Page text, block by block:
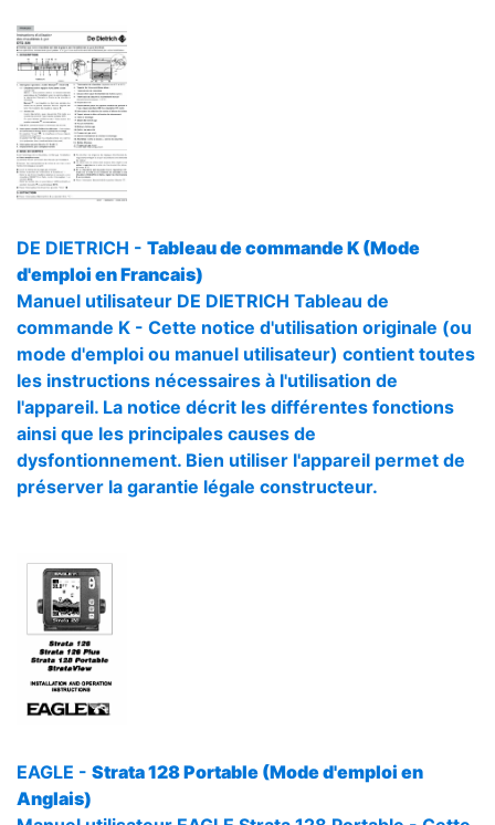
DE DIETRICH - Tableau de commande K (Mode
d'emploi en Francais)
Manuel utilisateur DE DIETRICH Tableau de
commande K - Cette notice d'utilisation originale (ou
mode d'emploi ou manuel utilisateur) contient toutes
les instructions nécessaires à l'utilisation de
l'appareil. La notice décrit les différentes fonctions
ainsi que les principales causes de
dysfontionnement. Bien utiliser l'appareil permet de
préserver la garantie légale constructeur.
EAGLE - Strata 128 Portable (Mode d'emploi en
Anglais)